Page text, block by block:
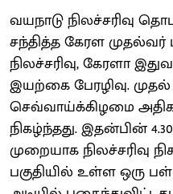
வயநாடு நிலச்சரிவு
சந்தித்த கேரள முதல்வர்
நிலச்சரிவு, கேரளா
இயற்கை பேரழிவு. முதல்
செவ்வாய்க்கிழமை
நிகழ்ந்தது. இதன்பின்
முறையாக நிலச்சரிவு
பகுதியில் உள்ள ஒரு